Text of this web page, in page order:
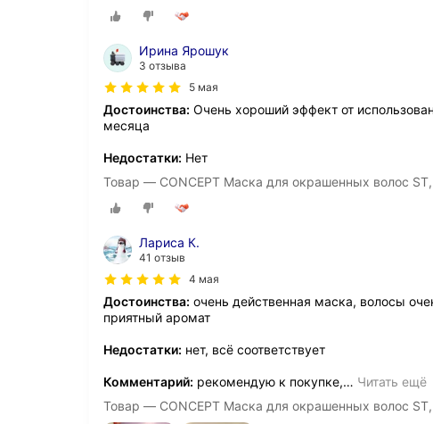
Ирина Ярошук
3 отзыва
5 мая
Достоинства: Очень хороший эффект от
месяца
Недостатки: Нет
Товар — CONCEPT Маска для окрашенных волос
Лариса К.
41 отзыв
4 мая
Достоинства: очень действенная маска, волосы
приятный аромат
Недостатки: нет, всё соответствует
Комментарий: рекомендую к покупке,… Читать ещё
Товар — CONCEPT Маска для окрашенных волос